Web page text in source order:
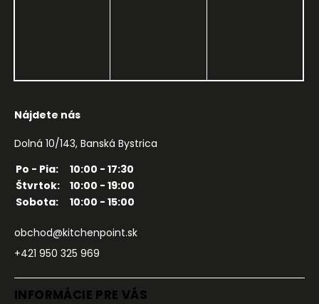
Nájdete nás
Dolná 10/143, Banská Bystrica
Po - Pia:
10:00 - 17:30
Štvrtok:
10:00 - 19:00
Sobota:
10:00 - 15:00
obchod@kitchenpoint.sk
+421 950 325 969
INFORMÁCIE PRE VÁS